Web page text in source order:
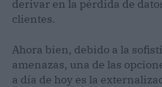
derivar en la pérdida de
clientes.
Ahora bien, debido a la
amenazas, una de las
a día de hoy es la